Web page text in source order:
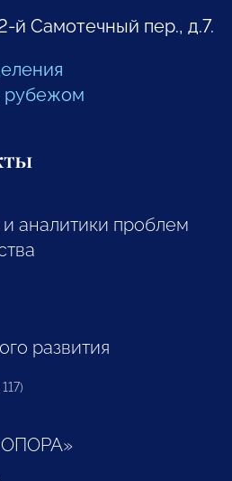
й Самотечный пер., д.7.
рубежом
аналитики проблем
развития